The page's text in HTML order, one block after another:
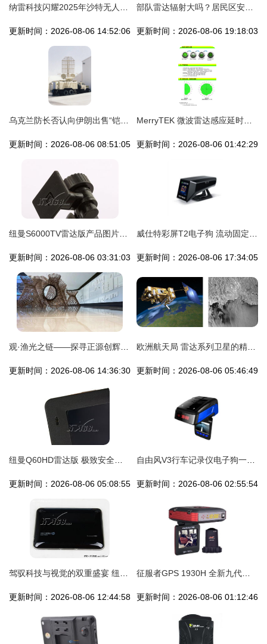
更新时间：2026-08-06 14:52:06 更新时间：2026-08-06 19:18:03
更新时间：2026-08-06 08:51:05 更新时间：2026-08-06 01:42:29
更新时间：2026-08-06 03:31:03 更新时间：2026-08-06 17:34:05
更新时间：2026-08-06 14:36:30 更新时间：2026-08-06 05:46:49
更新时间：2026-08-06 05:08:55 更新时间：2026-08-06 02:55:54
更新时间：2026-08-06 12:44:58 更新时间：2026-08-06 01:12:46